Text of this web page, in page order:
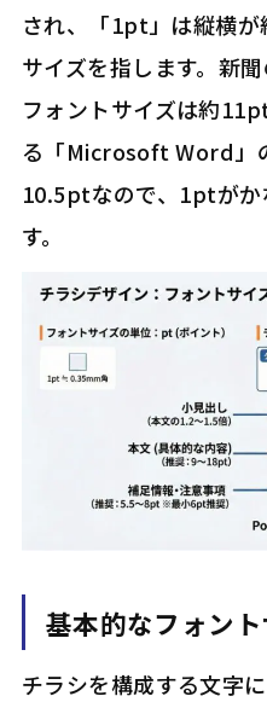
され、「1pt」は縦横
サイズを指します。新
フォントサイズは約
る「Microsoft Word」
10.5ptなので、1ptがか
す。
基本的なフォン
チラシを構成する文字